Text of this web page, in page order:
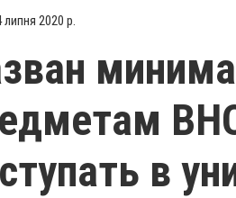
липня 2020 р.
в